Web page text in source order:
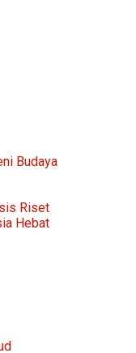
Budaya
Riset
Hebat